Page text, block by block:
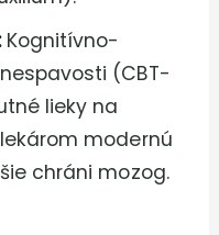
Kognitívno-
(CBT-
lieky na
modernú
chráni mozog.